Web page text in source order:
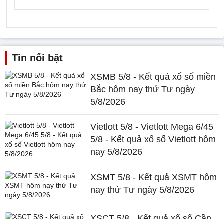
Tin nổi bật
XSMB 5/8 - Kết quả xổ số miền
Bắc hôm nay thứ Tư ngày
5/8/2026
Vietlott 5/8 - Vietlott Mega 6/45
5/8 - Kết quả xổ số Vietlott hôm
nay 5/8/2026
XSMT 5/8 - Kết quả XSMT hôm
nay thứ Tư ngày 5/8/2026